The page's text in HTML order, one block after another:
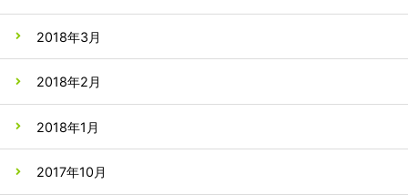
2018年3月
2018年2月
2018年1月
2017年10月